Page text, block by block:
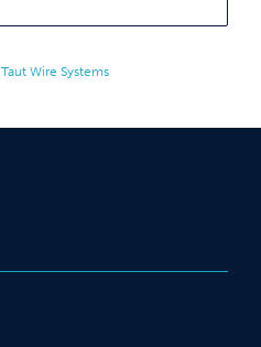
Taut Wire Systems